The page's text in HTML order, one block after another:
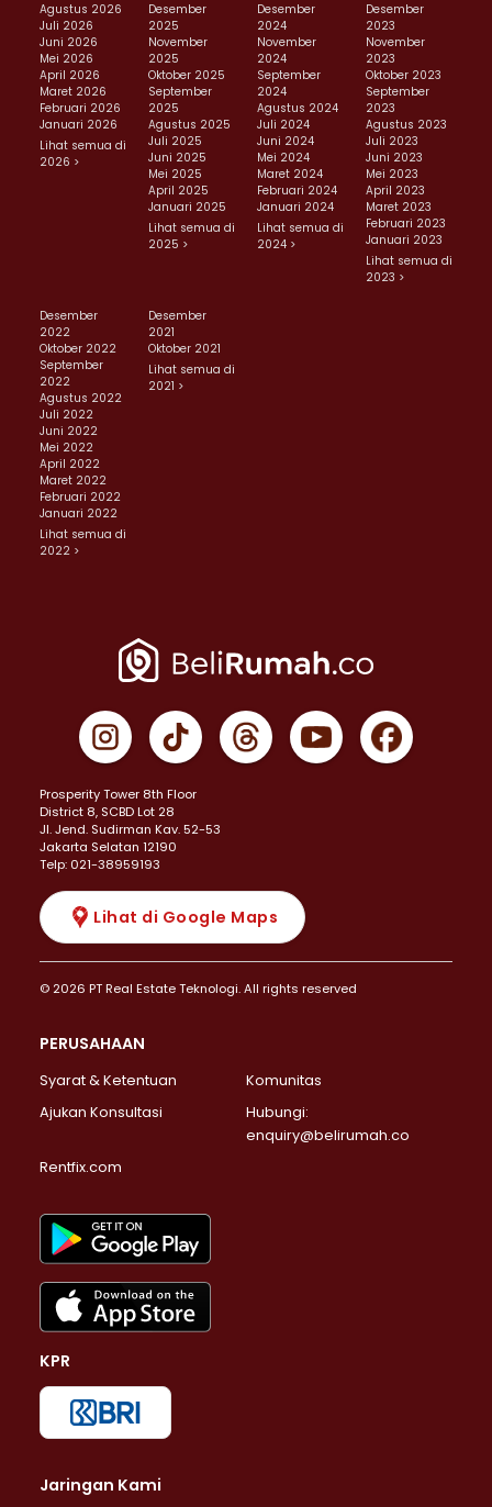
Agustus 2026
Juli 2026
Juni 2026
Mei 2026
April 2026
Maret 2026
Februari 2026
Januari 2026
Lihat semua di
2026 >
Desember
2025
November
2025
Oktober 2025
September
2025
Agustus 2025
Juli 2025
Juni 2025
Mei 2025
April 2025
Januari 2025
Lihat semua di
2025 >
Desember
2024
November
2024
September
2024
Agustus 2024
Juli 2024
Juni 2024
Mei 2024
Maret 2024
Februari 2024
Januari 2024
Lihat semua di
2024 >
Desember
2023
November
2023
Oktober 2023
September
2023
Agustus 2023
Juli 2023
Juni 2023
Mei 2023
April 2023
Maret 2023
Februari 2023
Januari 2023
Lihat semua di
2023 >
Desember
2022
Oktober 2022
September
2022
Agustus 2022
Juli 2022
Juni 2022
Mei 2022
April 2022
Maret 2022
Februari 2022
Januari 2022
Lihat semua di
2022 >
Desember
2021
Oktober 2021
Lihat semua di
2021 >
Prosperity Tower 8th Floor
District 8, SCBD Lot 28
JI. Jend. Sudirman Kav. 52-53
Jakarta Selatan 12190
Telp: 021-38959193
Lihat di Google Maps
© 2026 PT Real Estate Teknologi. All rights reserved
PERUSAHAAN
Syarat & Ketentuan
Komunitas
Ajukan Konsultasi
Hubungi:
enquiry@belirumah.co
Rentfix.com
KPR
Jaringan Kami